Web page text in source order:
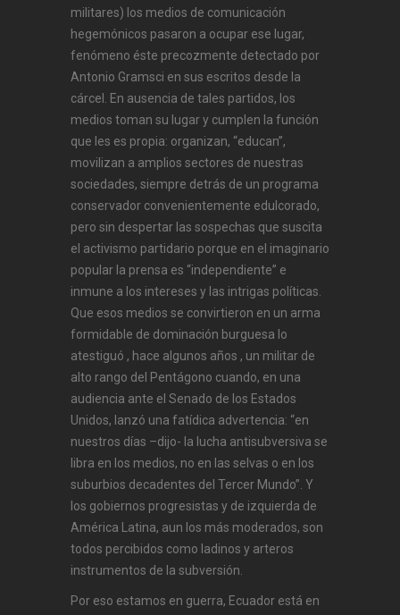
militares) los medios de comunicación
hegemónicos pasaron a ocupar ese lugar,
fenómeno éste precozmente detectado por
Antonio Gramsci en sus escritos desde la
cárcel. En ausencia de tales partidos, los
medios toman su lugar y cumplen la función
que les es propia: organizan, “educan”,
movilizan a amplios sectores de nuestras
sociedades, siempre detrás de un programa
conservador convenientemente edulcorado,
pero sin despertar las sospechas que suscita
el activismo partidario porque en el imaginario
popular la prensa es “independiente” e
inmune a los intereses y las intrigas políticas.
Que esos medios se convirtieron en un arma
formidable de dominación burguesa lo
atestiguó , hace algunos años , un militar de
alto rango del Pentágono cuando, en una
audiencia ante el Senado de los Estados
Unidos, lanzó una fatídica advertencia: “en
nuestros días –dijo- la lucha antisubversiva se
libra en los medios, no en las selvas o en los
suburbios decadentes del Tercer Mundo”. Y
los gobiernos progresistas y de izquierda de
América Latina, aun los más moderados, son
todos percibidos como ladinos y arteros
instrumentos de la subversión.
Por eso estamos en guerra, Ecuador está en